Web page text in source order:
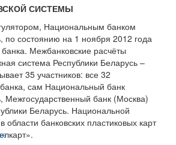
СИСТЕМЫ
Национальным банком
по состоянию на 1 ноября 2012 года
Межбанковские расчёты
система Республики Беларусь –
35 участников: все 32
сам Национальный банк
Межгосударственный банк (Москва)
Беларусь. Национальной
области банковских пластиковых карт